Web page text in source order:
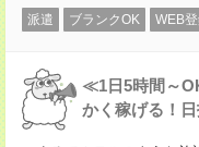
派遣 ブランクOK WEB
≪1日5時間～
かく稼げる！日